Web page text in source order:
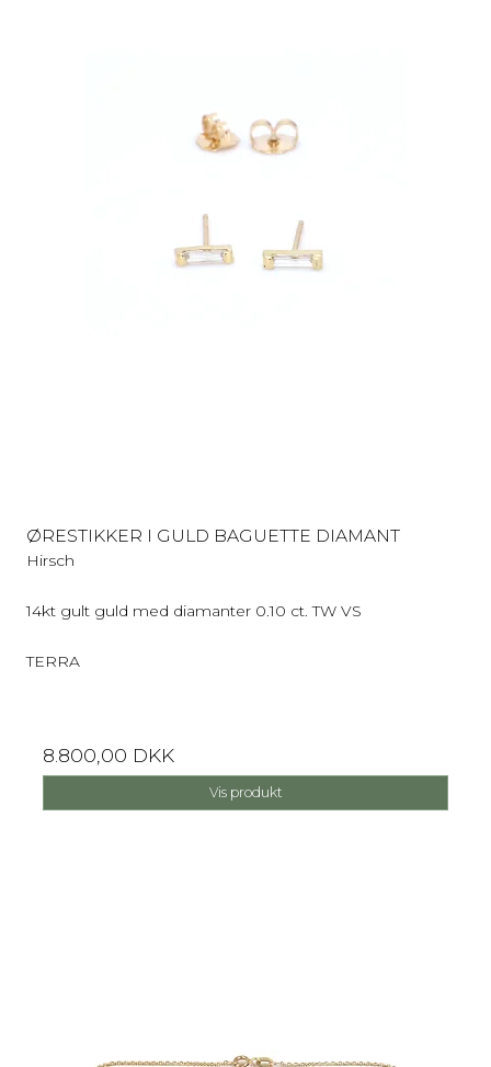
ØRESTIKKER I GULD BAGUETTE DIAMANT
Hirsch
14kt gult guld med diamanter 0.10 ct. TW VS
TERRA
8.800,00 DKK
Vis produkt